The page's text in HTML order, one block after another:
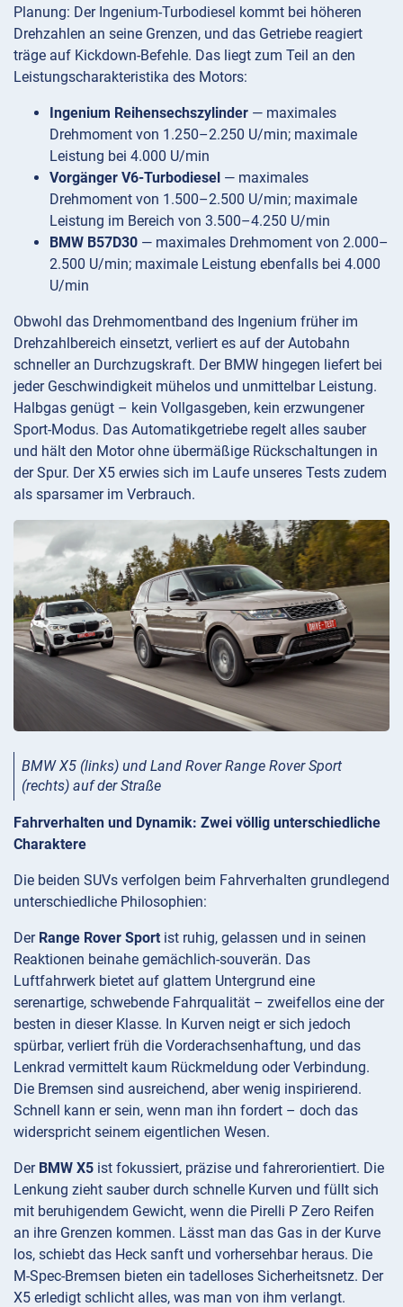
Planung: Der Ingenium-Turbodiesel kommt bei höheren
Drehzahlen an seine Grenzen, und das Getriebe reagiert
träge auf Kickdown-Befehle. Das liegt zum Teil an den
Leistungscharakteristika des Motors:
Ingenium Reihensechszylinder — maximales
Drehmoment von 1.250–2.250 U/min; maximale
Leistung bei 4.000 U/min
Vorgänger V6-Turbodiesel — maximales
Drehmoment von 1.500–2.500 U/min; maximale
Leistung im Bereich von 3.500–4.250 U/min
BMW B57D30 — maximales Drehmoment von 2.000–
2.500 U/min; maximale Leistung ebenfalls bei 4.000
U/min
Obwohl das Drehmomentband des Ingenium früher im
Drehzahlbereich einsetzt, verliert es auf der Autobahn
schneller an Durchzugskraft. Der BMW hingegen liefert bei
jeder Geschwindigkeit mühelos und unmittelbar Leistung.
Halbgas genügt – kein Vollgasgeben, kein erzwungener
Sport-Modus. Das Automatikgetriebe regelt alles sauber
und hält den Motor ohne übermäßige Rückschaltungen in
der Spur. Der X5 erwies sich im Laufe unseres Tests zudem
als sparsamer im Verbrauch.
BMW X5 (links) und Land Rover Range Rover Sport
(rechts) auf der Straße
Fahrverhalten und Dynamik: Zwei völlig unterschiedliche
Charaktere
Die beiden SUVs verfolgen beim Fahrverhalten grundlegend
unterschiedliche Philosophien:
Der Range Rover Sport ist ruhig, gelassen und in seinen
Reaktionen beinahe gemächlich-souverän. Das
Luftfahrwerk bietet auf glattem Untergrund eine
serenartige, schwebende Fahrqualität – zweifellos eine der
besten in dieser Klasse. In Kurven neigt er sich jedoch
spürbar, verliert früh die Vorderachsenhaftung, und das
Lenkrad vermittelt kaum Rückmeldung oder Verbindung.
Die Bremsen sind ausreichend, aber wenig inspirierend.
Schnell kann er sein, wenn man ihn fordert – doch das
widerspricht seinem eigentlichen Wesen.
Der BMW X5 ist fokussiert, präzise und fahrerorientiert. Die
Lenkung zieht sauber durch schnelle Kurven und füllt sich
mit beruhigendem Gewicht, wenn die Pirelli P Zero Reifen
an ihre Grenzen kommen. Lässt man das Gas in der Kurve
los, schiebt das Heck sanft und vorhersehbar heraus. Die
M-Spec-Bremsen bieten ein tadelloses Sicherheitsnetz. Der
X5 erledigt schlicht alles, was man von ihm verlangt.